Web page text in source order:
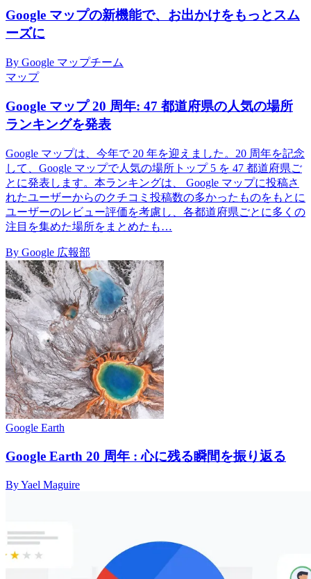
Google マップの新機能で、お出かけをもっとスム
ーズに
By Google マップチーム
マップ
Google マップ 20 周年: 47 都道府県の人気の場所
ランキングを発表
Google マップは、今年で 20 年を迎えました。20 周年を記念
して、Google マップで人気の場所トップ 5 を 47 都道府県ご
とに発表します。本ランキングは、 Google マップに投稿さ
れたユーザーからのクチコミ投稿数の多かったものをもとに
ユーザーのレビュー評価を考慮し、各都道府県ごとに多くの
注目を集めた場所をまとめたも…
By Google 広報部
Google Earth
Google Earth 20 周年 : 心に残る瞬間を振り返る
By Yael Maguire